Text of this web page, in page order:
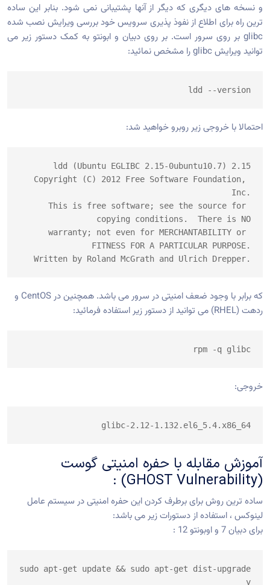
و نسخه های دیگری که دیگر از آنها پشتیبانی نمی شود. بنابر این ساده
ترین راه برای اطلاع از نفوذ پذیری سرویس خود بررسی ویرایش نصب شده
glibc بر روی سرور است. بر روی دبیان و ابونتو به کمک دستور زیر می
توانید ویرایش glibc را مشخص نمائید:
ldd --version
احتمالا با خروجی زیر روبرو خواهید شد:
ldd (Ubuntu EGLIBC 2.15-0ubuntu10.7) 2.15
Copyright (C) 2012 Free Software Foundation,
Inc.
This is free software; see the source for
copying conditions.  There is NO
warranty; not even for MERCHANTABILITY or
FITNESS FOR A PARTICULAR PURPOSE.
Written by Roland McGrath and Ulrich Drepper.
که برابر با وجود ضعف امنیتی در سرور می باشد. همچنین در CentOS و
ردهت (RHEL) می توانید از دستور زیر استفاده فرمائید:
rpm -q glibc
خروجی:
glibc-2.12-1.132.el6_5.4.x86_64
آموزش مقابله با حفره امنیتی گوست
(GHOST Vulnerability) :
ساده ترین روش برای برطرف کردن این حفره امنیتی در سیستم عامل
لینوکس ، استفاده از دستورات زیر می باشد:
برای دبیان 7 و اوبونتو 12 :
sudo apt-get update && sudo apt-get dist-upgrade
y